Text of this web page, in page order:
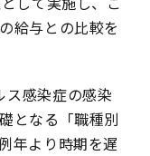
給与との比較を
ス感染症の感染
となる「職種別
年より時期を遅